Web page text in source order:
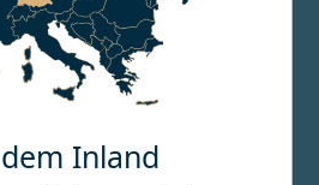
Inland